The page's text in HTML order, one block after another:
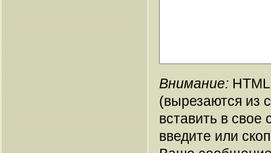
Внимание:
(вырезаются из
вставить в
введите или